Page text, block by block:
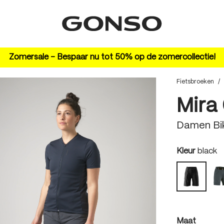
Zomersale – Bespaar nu tot 50% op de zomercollectie!
Fietsbroeken /
Mira
Damen
Kleur black
black
Maat